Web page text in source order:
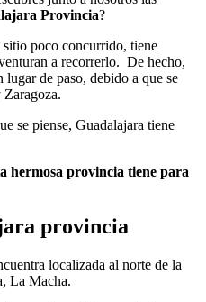
Provincia?
sitio poco concurrido, tiene
a recorrerlo. De hecho,
lugar de paso, debido a que se
se piense, Guadalajara tiene
hermosa provincia tiene para
provincia
localizada al norte de la
La Macha.